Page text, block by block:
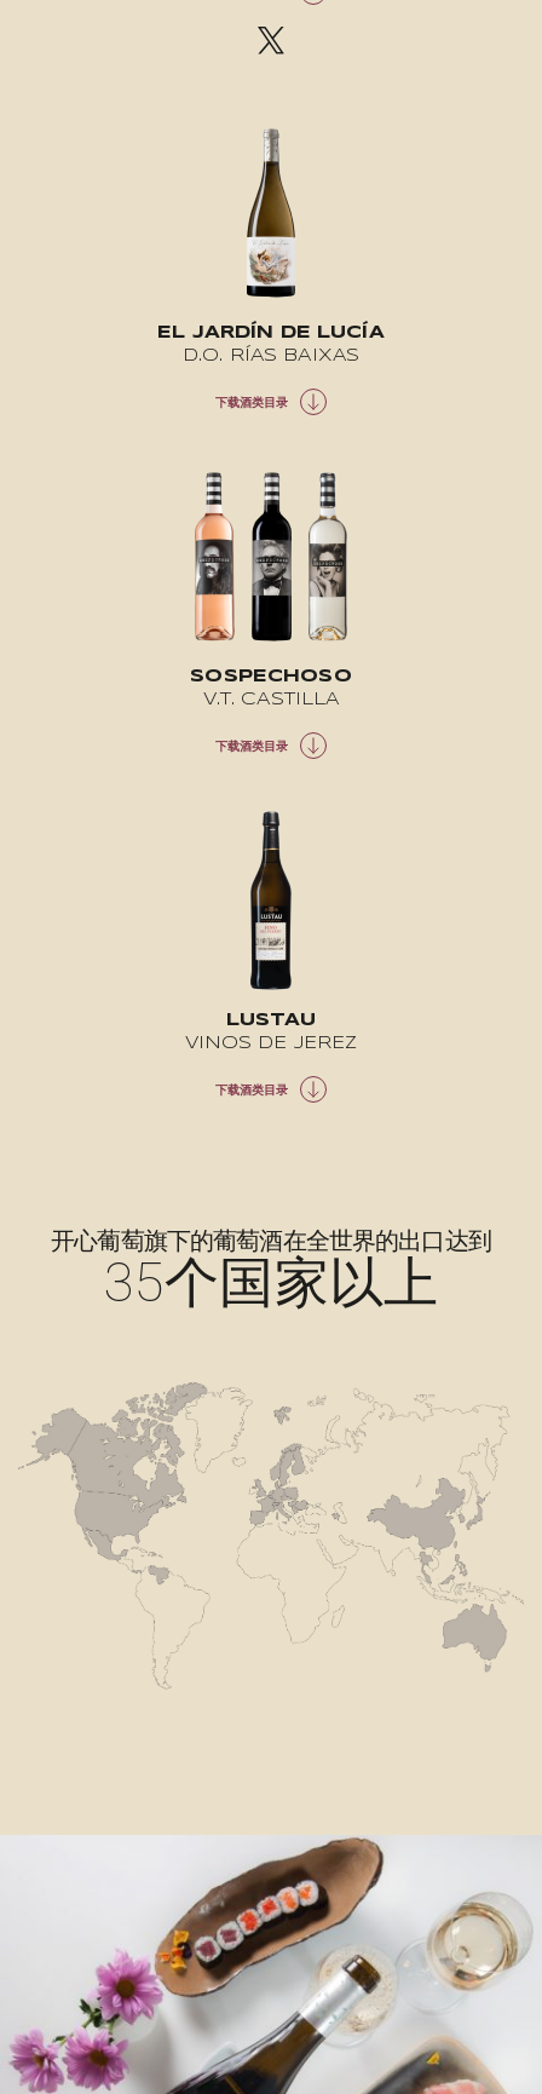
EL JARDÍN DE LUCÍA
D.O. RÍAS BAIXAS
下载酒类目录
SOSPECHOSO
V.T. CASTILLA
下载酒类目录
LUSTAU
VINOS DE JEREZ
下载酒类目录
开心葡萄旗下的葡萄酒在全世界的出口达到
35个国家以上